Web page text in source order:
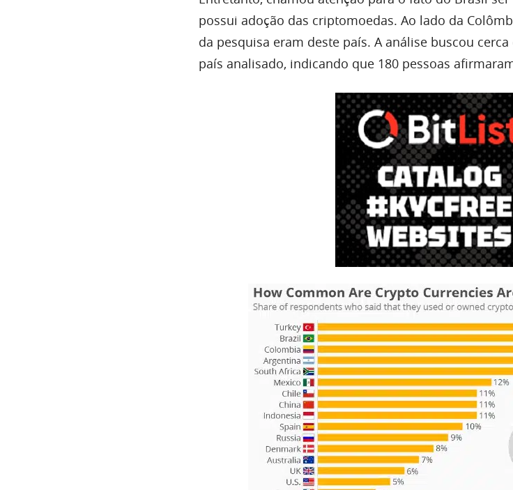
possui adoção das criptomoedas. Ao lado da
da pesquisa eram deste país. A análise buscou
país analisado, indicando que 180 pessoas